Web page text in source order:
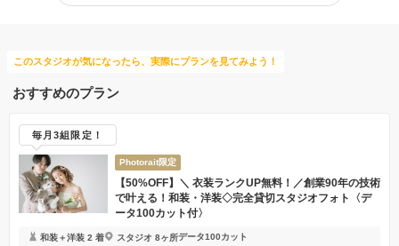
このスタジオが気になったら、実際にプランを見てみよう！
おすすめのプラン
毎月3組限定！
Photorait限定
【50%OFF】＼ 衣装ランクUP無料！／創業90年の技術
で叶える！和装・洋装◇完全貸切スタジオフォト〈デ
ータ100カット付〉
和装＋洋装 2 着 スタジオ 8ヶ所データ100カット